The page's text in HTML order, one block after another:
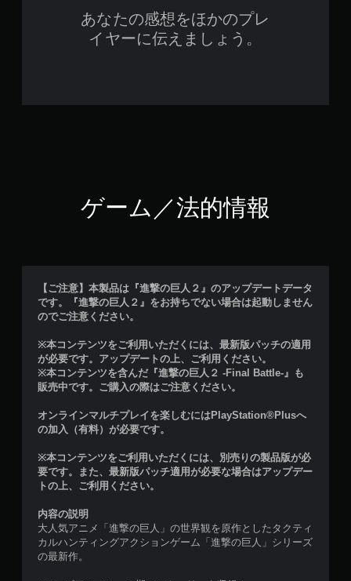
あなたの感想をほかのプレ
イヤーに伝えましょう。
ゲーム／法的情報
【ご注意】本製品は『進撃の巨人２』のアップデートデータ
です。『進撃の巨人２』をお持ちでない場合は起動しません
のでご注意ください。
※本コンテンツをご利用いただくには、最新版パッチの適用
が必要です。アップデートの上、ご利用ください。
※本コンテンツを含んだ『進撃の巨人２ -Final Battle-』も
販売中です。ご購入の際はご注意ください。
オンラインマルチプレイを楽しむにはPlayStation®Plusへ
の加入（有料）が必要です。
※本コンテンツをご利用いただくには、別売りの製品版が必
要です。また、最新版パッチ適用が必要な場合はアップデー
トの上、ご利用ください。
内容の説明
大人気アニメ「進撃の巨人」の世界観を原作としたタクティ
カルハンティングアクションゲーム「進撃の巨人」シリーズ
の最新作。